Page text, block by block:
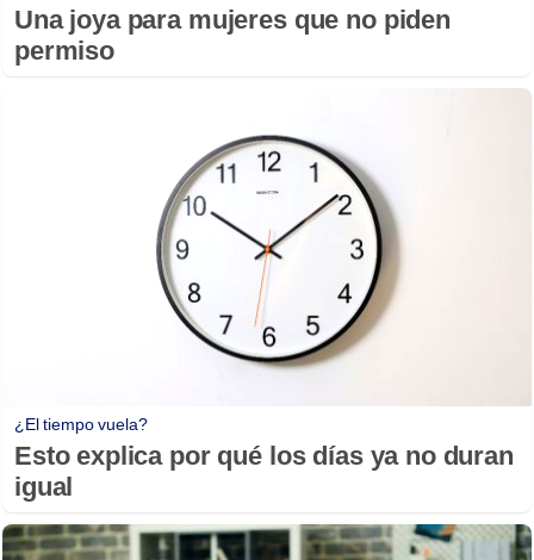
Una joya para mujeres que no piden
permiso
¿El tiempo vuela?
Esto explica por qué los días ya no duran
igual